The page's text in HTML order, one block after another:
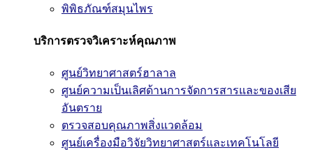
พิพิธภัณฑ์สมุนไพร
บริการตรวจวิเคราะห์คุณภาพ
ศูนย์วิทยาศาสตร์ฮาลาล
ศูนย์ความเป็นเลิศด้านการจัดการสารและของเสีย
อันตราย
ตรวจสอบคุณภาพสิ่งแวดล้อม
ศูนย์เครื่องมือวิจัยวิทยาศาสตร์และเทคโนโลยี